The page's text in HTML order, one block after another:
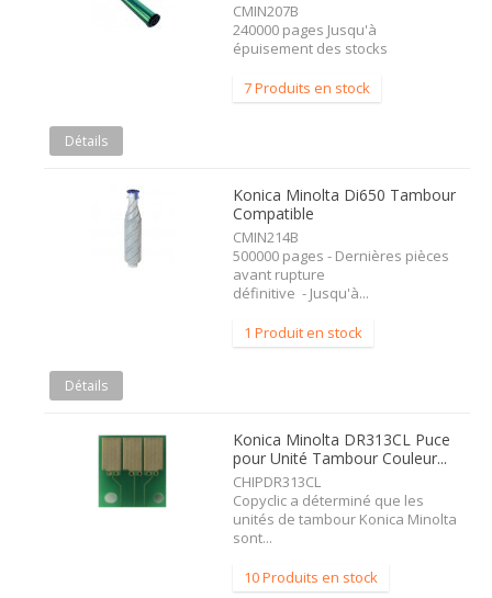
CMIN207B
240000 pages Jusqu'à
épuisement des stocks
7 Produits en stock
Détails
Konica Minolta Di650 Tambour
Compatible
CMIN214B
500000 pages - Dernières pièces
avant rupture
définitive - Jusqu'à...
1 Produit en stock
Détails
Konica Minolta DR313CL Puce
pour Unité Tambour Couleur...
CHIPDR313CL
Copyclic a déterminé que les
unités de tambour Konica Minolta
sont...
10 Produits en stock